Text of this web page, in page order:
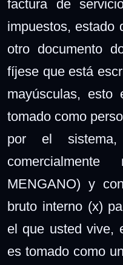
factura de
impuestos, estado
otro documento
fíjese que está
mayúsculas,
tomado como
por el
comercialmente
MENGANO) y
bruto interno (x)
el que usted vive,
es tomado como